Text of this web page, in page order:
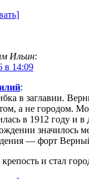
Ильин:
в 14:09
:
в заглавии.
а не городом.
в 1912 году и в
значилось
— форт
и стал